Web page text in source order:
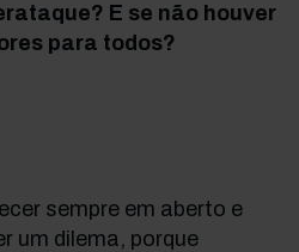
E se não houver
para todos?
sempre em aberto e
um dilema, porque